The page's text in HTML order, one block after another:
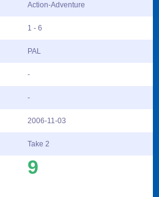
Action-Adventure
1 - 6
PAL
-
-
2006-11-03
Take 2
9